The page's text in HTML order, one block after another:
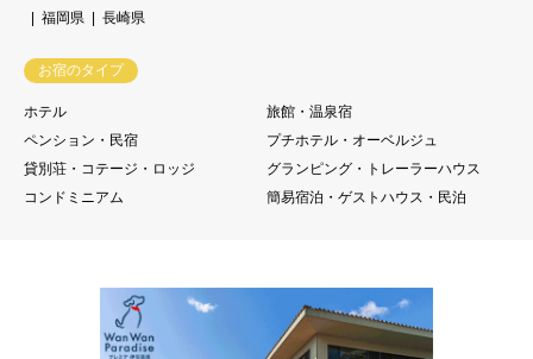
福岡県
長崎県
お宿のタイプ
ホテル
旅館・温泉宿
ペンション・民宿
プチホテル・オーベルジュ
貸別荘・コテージ・ロッジ
グランピング・トレーラーハウス
コンドミニアム
簡易宿泊・ゲストハウス・民泊